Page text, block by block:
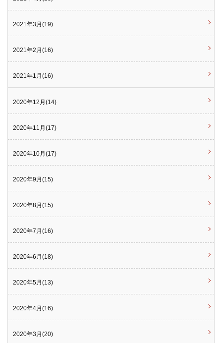
2021年3月(19)
2021年2月(16)
2021年1月(16)
2020年12月(14)
2020年11月(17)
2020年10月(17)
2020年9月(15)
2020年8月(15)
2020年7月(16)
2020年6月(18)
2020年5月(13)
2020年4月(16)
2020年3月(20)